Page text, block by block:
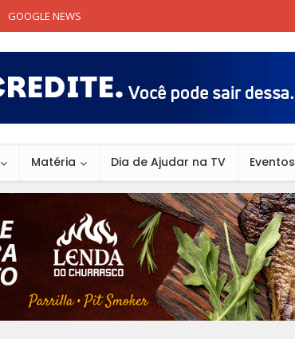
GOOGLE NEWS
Matéria Dia de Ajudar na TV Eventos